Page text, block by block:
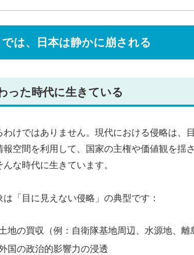
は、日本は静かに崩される
った時代に生きている
けではありません。現代における侵略は、
報空間を利用して、国家の主権や価値観を
な時代に生きています。
「目に見えない侵略」の典型です：
地の買収（例：自衛隊基地周辺、水源地、離
国の政治的影響力の浸透